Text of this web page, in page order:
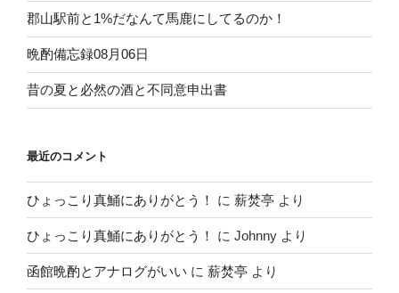
郡山駅前と1%だなんて馬鹿にしてるのか！
晩酌備忘録08月06日
昔の夏と必然の酒と不同意申出書
最近のコメント
ひょっこり真鯒にありがとう！ に 薪焚亭 より
ひょっこり真鯒にありがとう！ に Johnny より
函館晩酌とアナログがいい に 薪焚亭 より